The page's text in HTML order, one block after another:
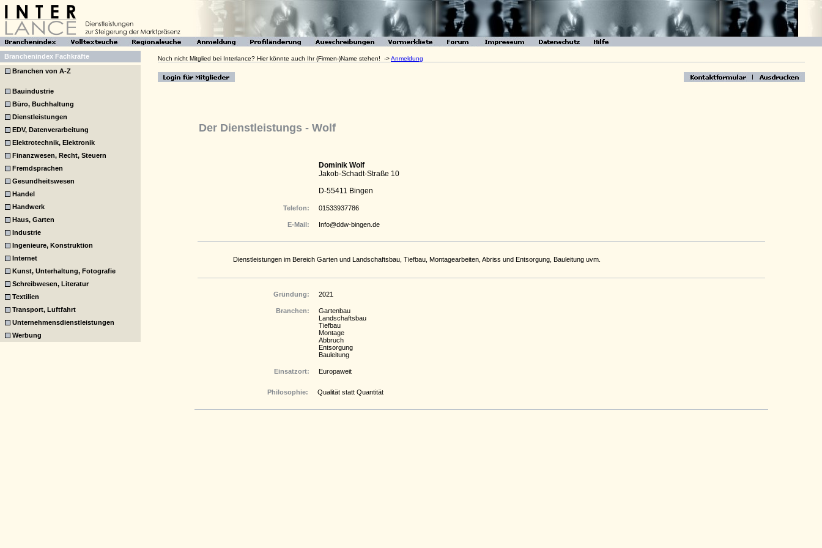
Branchenindex Fachkräfte Noch nicht Mitglied bei Interlance? Hier könnte auch Ihr (Firmen-)Name stehen! ->Anmeldung
Branchen von A-Z
Bauindustrie
Büro, Buchhaltung
Dienstleistungen
EDV, Datenverarbeitung
Elektrotechnik, Elektronik
Finanzwesen, Recht, Steuern
Fremdsprachen
Gesundheitswesen
Handel
Handwerk
Haus, Garten
Industrie
Ingenieure, Konstruktion
Internet
Kunst, Unterhaltung, Fotografie
Schreibwesen, Literatur
Textilien
Transport, Luftfahrt
Unternehmensdienstleistungen
Werbung
Der Dienstleistungs - Wolf
Dominik Wolf
Jakob-Schadt-Straße 10
D-55411 Bingen
Telefon: 01533937786
E-Mail: Info@ddw-bingen.de
Dienstleistungen im Bereich Garten und Landschaftsbau, Tiefbau, Montagearbeiten, Abriss und Entsorgung, Bauleitung uvm.
Gründung: 2021
Branchen:
Gartenbau
Landschaftsbau
Tiefbau
Montage
Abbruch
Entsorgung
Bauleitung
Einsatzort: Europaweit
Philosophie: Qualität statt Quantität